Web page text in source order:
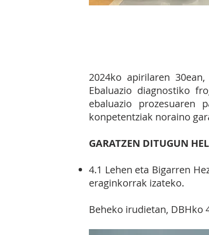
2024ko apirilaren
Ebaluazio diagnostiko
ebaluazio prozesuaren
konpetentziak noraino
GARATZEN DITUGUN
4.1 Lehen eta Bigarren
eraginkorrak izateko.
Beheko irudietan, DBHko